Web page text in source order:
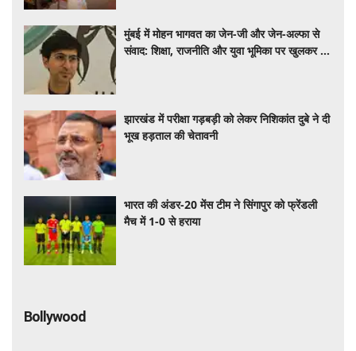
मुंबई में मोहन भागवत का जेन-जी और जेन-अल्फा से
संवाद: शिक्षा, राजनीति और युवा भूमिका पर खुलकर हुई
झारखंड में परीक्षा गड़बड़ी को लेकर निशिकांत दुबे ने दी
भूख हड़ताल की चेतावनी
भारत की अंडर-20 मेंस टीम ने सिंगापुर को फ्रेंडली
मैच में 1-0 से हराया
Bollywood